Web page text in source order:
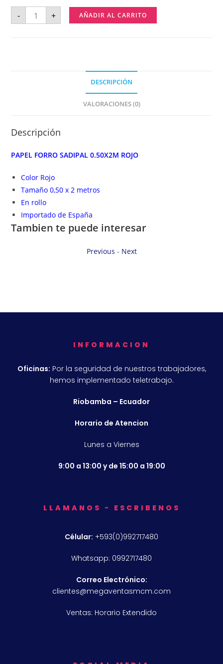
- + AÑADIR AL CARRITO
DESCRIPCIÓN
VALORACIONES (0)
Descripción
PAPEL FORRO SADIPAL 0.50X2M ROJO
Color Rojo
Tamaño 0,50 x 2 metros
En rollo
Importado de España
Tambien te puede interesar
Previous - Next
INFORMACION
Oficinas: Por la seguridad de nuestros trabajadores,
hemos implementado teletrabajo.
Riobamba – Ecuador
Horario de Atencion
Lunes a Viernes
9:00 a 13:00 y de 15:00 a 19:00
LLAMANOS - ESCRIBENOS
Célular: +593(0)992717480
Whatsapp: 0992717480
Correo Electrónico:
clientes@megaventasmcm.com
Ventas: Horario Extendido